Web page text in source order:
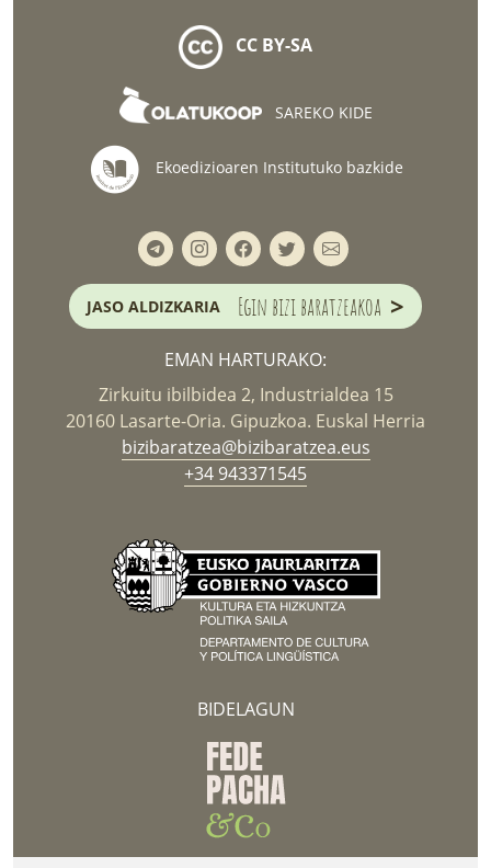
CC BY-SA
SAREKO KIDE
Ekoedizioaren Institutuko bazkide
JASO ALDIZKARIA Egin bizi baratzeakoa >
EMAN HARTURAKO:
Zirkuitu ibilbidea 2, Industrialdea 15
20160 Lasarte-Oria. Gipuzkoa. Euskal Herria
bizibaratzea@bizibaratzea.eus
+34 943371545
BIDELAGUN